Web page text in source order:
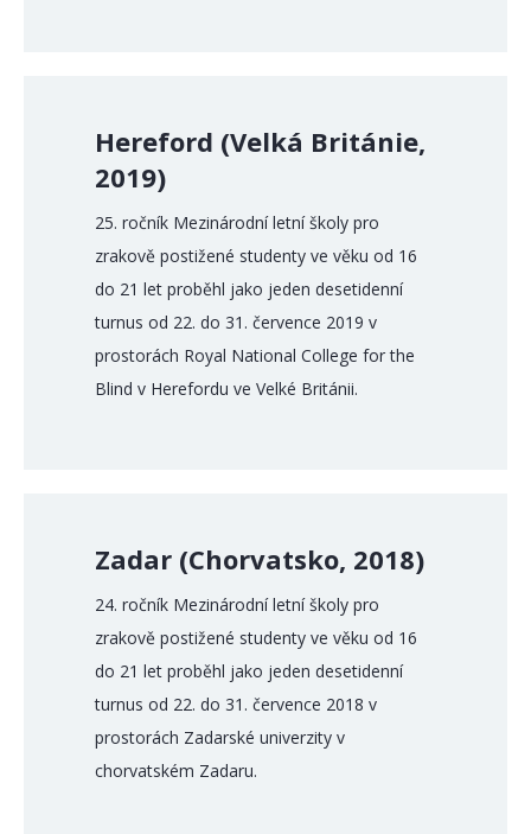
Hereford (Velká Británie,
2019)
25. ročník Mezinárodní letní školy pro
zrakově postižené studenty ve věku od 16
do 21 let proběhl jako jeden desetidenní
turnus od 22. do 31. července 2019 v
prostorách Royal National College for the
Blind v Herefordu ve Velké Británii.
Zadar (Chorvatsko, 2018)
24. ročník Mezinárodní letní školy pro
zrakově postižené studenty ve věku od 16
do 21 let proběhl jako jeden desetidenní
turnus od 22. do 31. července 2018 v
prostorách Zadarské univerzity v
chorvatském Zadaru.